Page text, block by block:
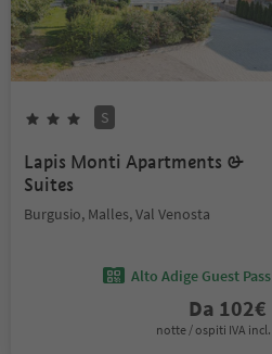
S
Lapis Monti Apartments &
Suites
Burgusio, Malles, Val Venosta
Alto Adige Guest Pass
Da 102€
notte / ospiti IVA incl.